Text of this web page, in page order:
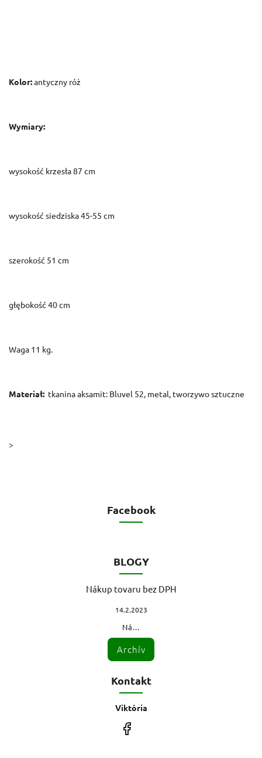
Kolor:antyczny róż
Wymiary:
wysokość krzesła 87 cm
wysokość siedziska 45-55 cm
szerokość 51 cm
głębokość 40 cm
Waga 11 kg.
Materiał: tkanina aksamit: Bluvel 52, metal, tworzywo sztuczne
>
Facebook
BLOGY
Nákup tovaru bez DPH
14.2.2023
Ná...
Archív
Kontakt
Viktória